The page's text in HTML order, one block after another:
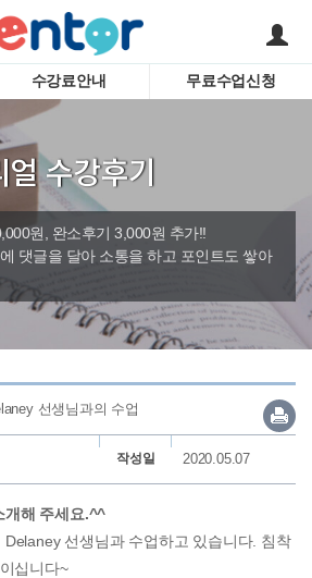
서비스안내
강사소개
회사소개
어린이
영자신
수업
수강료안내 무료수업신청
수강후기
원, 완소후기 3,000원 추가!!
댓글을 달아 소통을 하고 포인트도 쌓아
선생님과의 수업
작성일 2020.05.07
개해 주세요.^^
선생님과 수업하고 있습니다. 침착
십니다~